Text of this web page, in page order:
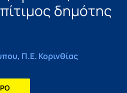
δημότης
, Π.Ε. Κορινθίας